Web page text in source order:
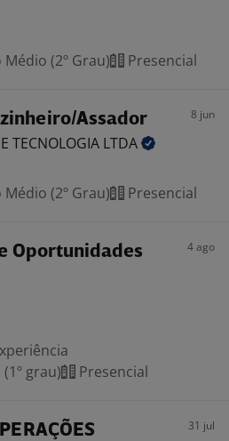
Médio (2º Grau) Presencial
Assador 8 jun
TECNOLOGIA LTDA
Médio (2º Grau) Presencial
Oportunidades
4 ago
grau)
Presencial
31 jul